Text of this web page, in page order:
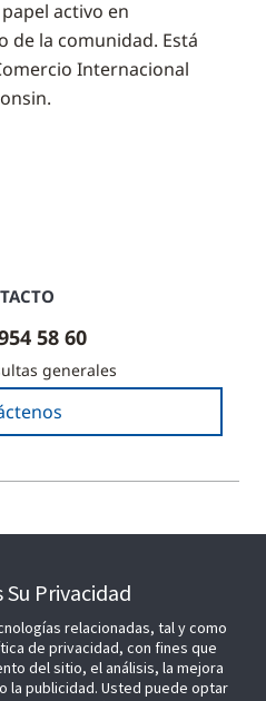
activo en
de la comunidad. Está
Internacional
58 60
generales
Privacidad
relacionadas, tal y como
de privacidad, con fines que
del sitio, el análisis, la mejora
la publicidad. Usted puede optar